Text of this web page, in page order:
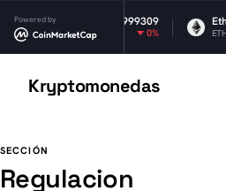
Powered by
$0.999309
0%
Ethereum
ETH
Kryptomonedas
SECCIÓN
Regulacion